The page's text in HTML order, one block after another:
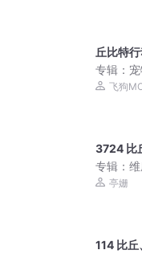
丘比特
专辑：
飞狗
3724 比
专辑：
亭姗
114 比